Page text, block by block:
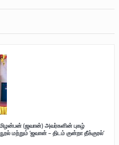
தமிழன்பன் (ஜவான்) அவர்களின் புகழ்
மற்றும் ‘ஜவான் – திடம் குன்றா தீக்குரல்’